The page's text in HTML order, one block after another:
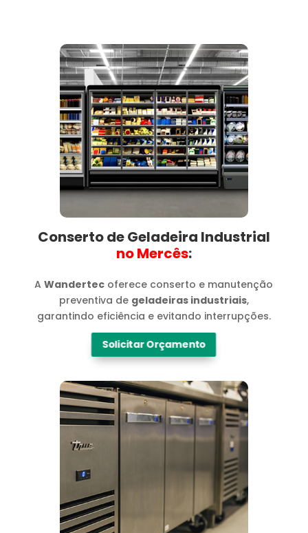
Conserto de Geladeira Industrial
no Mercês​:
AWandertec oferece conserto e manutenção
preventiva de geladeiras industriais,
garantindo eficiência e evitando interrupções.
Solicitar Orçamento